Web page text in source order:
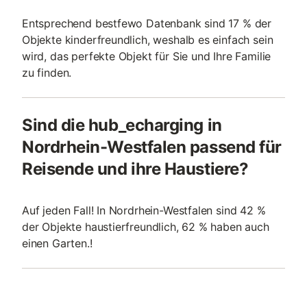
Entsprechend bestfewo Datenbank sind 17 % der
Objekte kinderfreundlich, weshalb es einfach sein
wird, das perfekte Objekt für Sie und Ihre Familie
zu finden.
Sind die hub_echarging in
Nordrhein-Westfalen passend für
Reisende und ihre Haustiere?
Auf jeden Fall! In Nordrhein-Westfalen sind 42 %
der Objekte haustierfreundlich, 62 % haben auch
einen Garten.!